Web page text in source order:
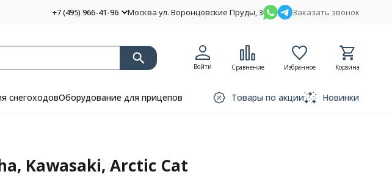
+7 (495) 966-41-96 Москва ул. Воронцовские Пруды, 3 Заказать звонок
Войти Сравнение Избранное Корзина
снегоходовОборудование для прицепов Товары по акции Новинки
Kawasaki, Arctic Cat